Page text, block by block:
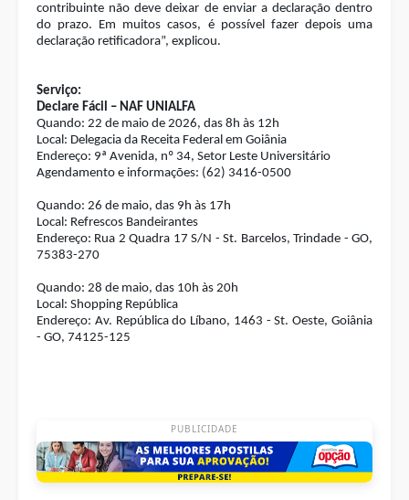
contribuinte não deve deixar de enviar a declaração dentro
do prazo. Em muitos casos, é possível fazer depois uma
declaração retificadora”, explicou.
Serviço:
Declare Fácil – NAF UNIALFA
Quando: 22 de maio de 2026, das 8h às 12h
Local: Delegacia da Receita Federal em Goiânia
Endereço: 9ª Avenida, nº 34, Setor Leste Universitário
Agendamento e informações: (62) 3416-0500
Quando: 26 de maio, das 9h às 17h
Local: Refrescos Bandeirantes
Endereço: Rua 2 Quadra 17 S/N - St. Barcelos, Trindade - GO,
75383-270
Quando: 28 de maio, das 10h às 20h
Local: Shopping República
Endereço: Av. República do Líbano, 1463 - St. Oeste, Goiânia
- GO, 74125-125
PUBLICIDADE